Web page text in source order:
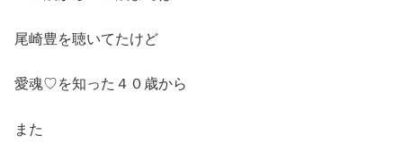
尾崎豊を聴いてたけど
愛魂♡を知った４０歳から
また